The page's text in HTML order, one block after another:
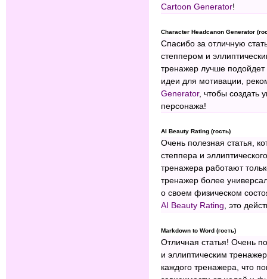
Cartoon Generator!
Character Headcanon Generator
Спасибо за отличную
степпером и
тренажер лучше
идеи для мотивации,
Generator, чтобы создать
персонажа!
AI Beauty Rating (гость)
Очень полезная статья,
степпера и
тренажера работают
тренажер более
о своем физическом
AI Beauty Rating, это
Markdown to Word (гость)
Отличная статья! Очень
и эллиптическим
каждого тренажера, что